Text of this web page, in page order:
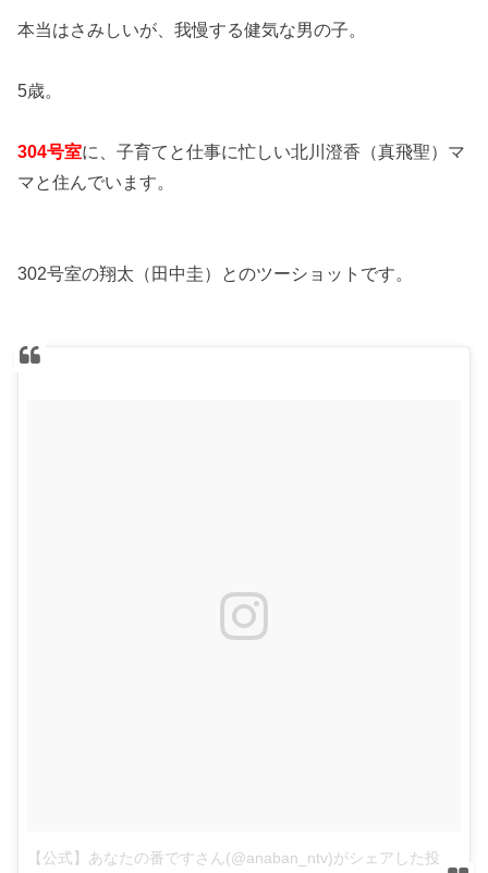
本当はさみしいが、我慢する健気な男の子。
5歳。
304号室に、子育てと仕事に忙しい北川澄香（真飛聖）マ
マと住んでいます。
302号室の翔太（田中圭）とのツーショットです。